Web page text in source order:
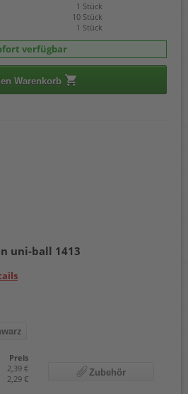
1 Stück
10 Stück
1 Stück
verfügbar
Warenkorb
uni-ball 1413
Preis
2,39 €
2,29 €
Zubehör